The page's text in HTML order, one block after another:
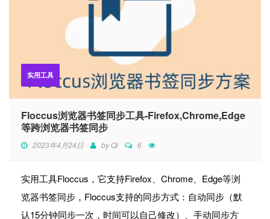
实用工具
Floccus浏览器书签同步工具-Firefox,Chrome,Edge
等跨浏览器书签同步
2023年4月24日 byQi 6
实用工具Floccus，它支持Firefox、Chrome、Edge等浏
览器书签同步，Floccus支持的同步方式：自动同步（默
认15分钟同步一次，时间可以自己修改）、手动同步方